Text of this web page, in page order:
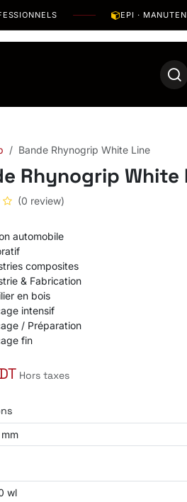
EPI ·
Bande Rhynogrip White Line
Rhynogrip White
(0 review)
automobile
composites
& Fabrication
en bois
intensif
/ Préparation
fin
DT Hors taxes